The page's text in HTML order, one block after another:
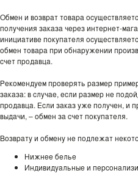
Обмен и возврат товара
получения заказа через интернет-
инициативе покупателя
обмен товара при обнаружении
счет продавца.
Рекомендуем проверять размер
заказа: в случае, если размер не
продавца. Если заказ уже получен, и
выдачи, – обмен за счет покупателя.
Возврату и обмену не подлежат
Нижнее белье
Индивидуальные и